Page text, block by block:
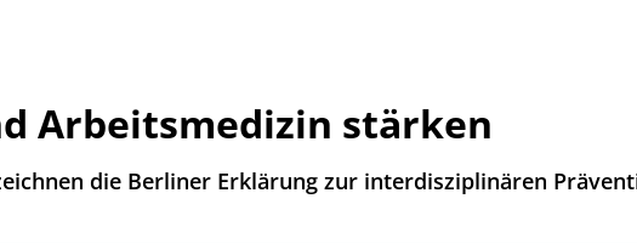
Arbeitsmedizin stärken
die Berliner Erklärung zur interdisziplinären